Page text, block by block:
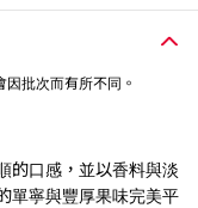
批次而有所不同。
的口感，並以香料與淡
單寧與豐厚果味完美平